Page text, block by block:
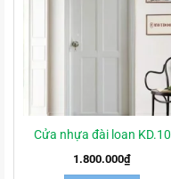
Cửa nhựa đài loan KD.10
1.800.000₫